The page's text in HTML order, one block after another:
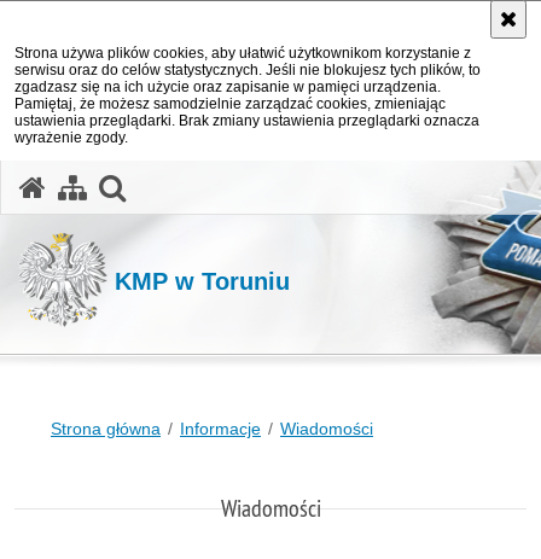
Strona używa plików cookies, aby ułatwić użytkownikom korzystanie z
serwisu oraz do celów statystycznych. Jeśli nie blokujesz tych plików, to
zgadzasz się na ich użycie oraz zapisanie w pamięci urządzenia.
Pamiętaj, że możesz samodzielnie zarządzać cookies, zmieniając
ustawienia przeglądarki. Brak zmiany ustawienia przeglądarki oznacza
wyrażenie zgody.
KMP w Toruniu
Strona główna Informacje Wiadomości
Wiadomości